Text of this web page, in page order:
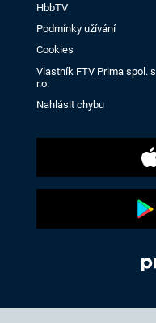
HbbTV
Podmínky užívání
Cookies
Vlastník FTV Prima spol. s
r.o.
Nahlásit chybu